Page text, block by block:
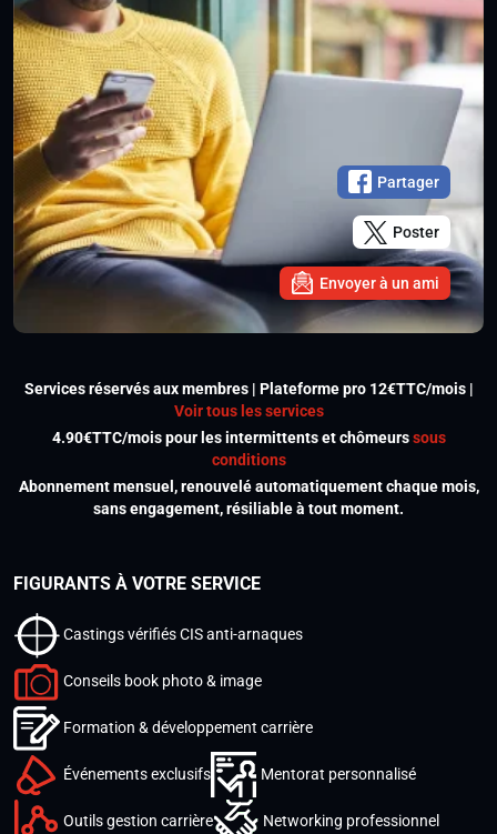
Partager
Poster
Envoyer à un ami
Services réservés aux membres | Plateforme pro 12€TTC/mois |
Voir tous les services
4.90€TTC/mois pour les intermittents et chômeurssous
conditions
Abonnement mensuel, renouvelé automatiquement chaque mois,
sans engagement, résiliable à tout moment.
FIGURANTS À VOTRE SERVICE
Castings vérifiés CIS anti-arnaques
Conseils book photo & image
Formation & développement carrière
Événements exclusifs Mentorat personnalisé
Outils gestion carrière Networking professionnel